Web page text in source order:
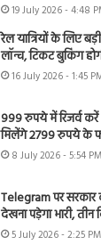
19 July 2026 - 4:48
रेल यात्रियों के लिए
लॉन्च, टिकट बुकिंग
16 July 2026 - 1:45
999 रुपये में रिजर्व
मिलेंगे 2799 रुपये के
8 July 2026 - 5:54 PM
Telegram पर
देखना पड़ेगा भारी, तीन
5 July 2026 - 2:25 PM